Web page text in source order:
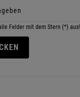
Felder mit dem Stern (*) aus!